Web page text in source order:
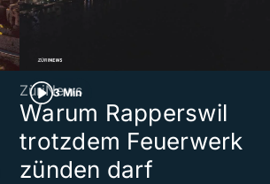
3 Min
ZüriNews
Warum Rapperswil
trotzdem Feuerwerk
zünden darf